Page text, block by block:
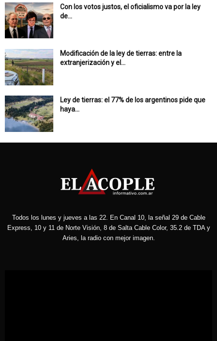
Con los votos justos, el oficialismo va por la ley
de...
Modificación de la ley de tierras: entre la
extranjerización y el...
Ley de tierras: el 77% de los argentinos pide que
haya...
Todos los lunes y jueves a las 22. En Canal 10, la señal 29 de Cable
Express, 10 y 11 de Norte Visión, 8 de Salta Cable Color, 35.2 de TDA y
Aries, la radio con mejor imagen.